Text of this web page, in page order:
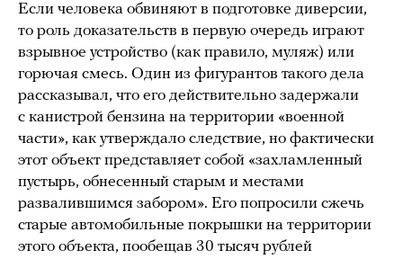
Если человека обвиняют в подготовке диверсии,
то роль доказательств в первую очередь играют
взрывное устройство (как правило, муляж) или
горючая смесь. Один из фигурантов такого дела
рассказывал, что его действительно задержали
с канистрой бензина на территории «военной
части», как утверждало следствие, но фактически
этот объект представляет собой «захламленный
пустырь, обнесенный старым и местами
развалившимся забором». Его попросили сжечь
старые автомобильные покрышки на территории
этого объекта, пообещав 30 тысяч рублей